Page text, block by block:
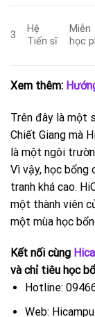
3
Hệ
Tiến sĩ
Miễn
học
Xem thêm:
Trên đây là một
Chiết Giang mà
là một ngôi
Vì vậy, học bổng
tranh khá cao.
một thành viên
một mùa học
Kết nối cùng
và chỉ tiêu học
Hotline:
Web: